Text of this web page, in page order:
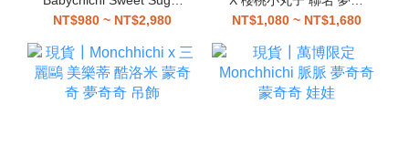
夢奇奇 蒙奇奇 北鼻奇奇
NT$980 ~ NT$2,980
奇 蒙奇奇 娃娃 吊飾
NT$1,080 ~ NT$1,680